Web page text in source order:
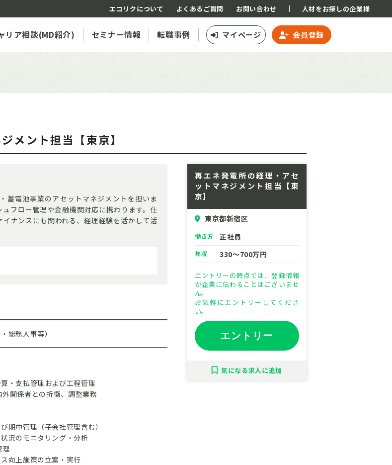
マイページ 会員登録
リア相談(MD紹介) セミナー情報 転職事例
エコリクについて よくあるご質問 お問い合わせ 人材をお探しの企業様
メント担当【東京】
蓄電池事業のアセットマネジメントを担いま
フロー管理や金融機関対応に携わります。仕
ナンスにも関われる、経理経験を活かして活
総務人事等）
・支払管理および工程管理
関係者との折衝、調整業務
期中管理（子会社管理含む）
況のモニタリング・分析
理
向上施策の立案・実行
再エネ発電所の経理・アセ
ットマネジメント担当【東
京】
東京都新宿区
働き方 正社員
年収 330～700万円
エントリーの時点では、登録情報
が企業に伝わることはございませ
ん。
お気軽にエントリーしてくださ
い。
エントリー
気になる求人に追加